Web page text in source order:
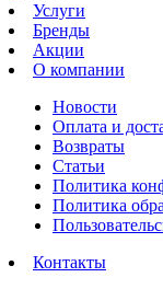
Услуги
Бренды
Акции
О компании
Новости
Оплата и
Возвраты
Статьи
Политика
Политика
Контакты